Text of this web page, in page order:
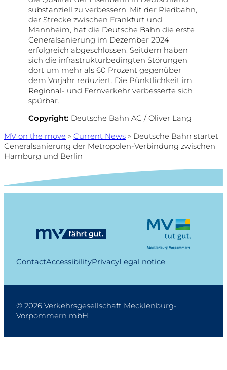
substanziell zu verbessern. Mit der Riedbahn,
der Strecke zwischen Frankfurt und
Mannheim, hat die Deutsche Bahn die erste
Generalsanierung im Dezember 2024
erfolgreich abgeschlossen. Seitdem haben
sich die infrastrukturbedingten Störungen
dort um mehr als 60 Prozent gegenüber
dem Vorjahr reduziert. Die Pünktlichkeit im
Regional- und Fernverkehr verbesserte sich
spürbar.
Copyright: Deutsche Bahn AG / Oliver Lang
MV on the move » Current News » Deutsche Bahn startet
Generalsanierung der Metropolen-Verbindung zwischen
Hamburg und Berlin
ContactAccessibilityPrivacyLegal notice
© 2026 Verkehrsgesellschaft Mecklenburg-
Vorpommern mbH